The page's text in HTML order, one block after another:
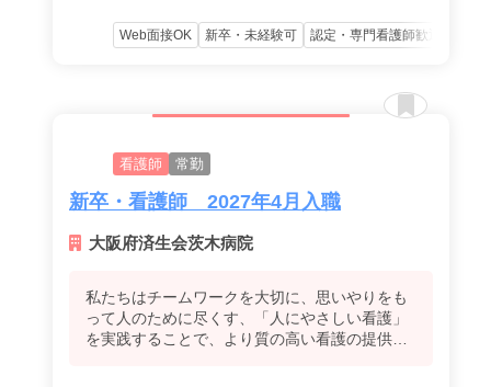
Web面接OK 新卒・未経験可 認定・専門看護師歓迎
看護師 常勤
新卒・看護師 2027年4月入職
大阪府済生会茨木病院
私たちはチームワークを大切に、思いやりをも
って人のために尽くす、「人にやさしい看護」
を実践することで、より質の高い看護の提供を